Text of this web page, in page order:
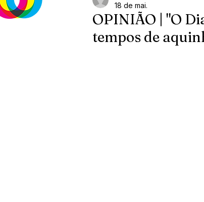
OPINIÃO | "O
tempos de
18 de mai.